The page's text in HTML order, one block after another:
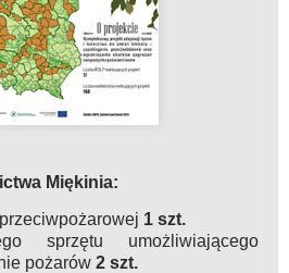
Miękinia:
1 szt.
sprzętu umożliwiającego
pożarów 2 szt.